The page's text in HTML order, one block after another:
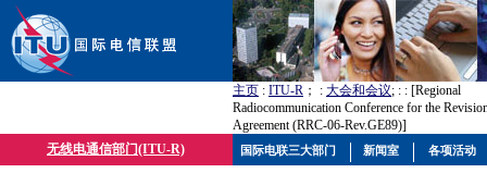
主页 : ITU-R ； : 大会和会议; : : [Regional
Radiocommunication Conference for the
Agreement (RRC-06-Rev.GE89)]
无线电通信部门(ITU-R)
国际电联三大部门 新闻室 各项活动